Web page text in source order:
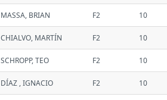
MASSA, BRIAN F2 10
CHIALVO, MARTÍN F2 10
SCHROPP, TEO F2 10
DÍAZ , IGNACIO F2 10